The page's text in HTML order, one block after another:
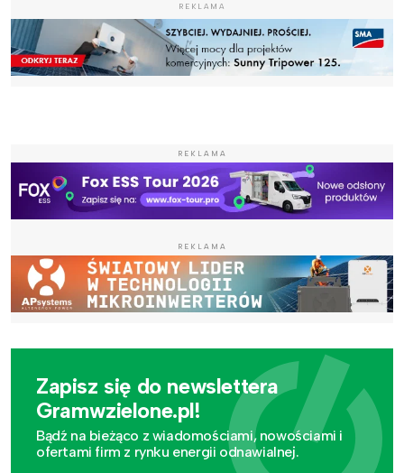
REKLAMA
REKLAMA
REKLAMA
Zapisz się do newslettera
Gramwzielone.pl!
Bądź na bieżąco z wiadomościami, nowościami i
ofertami firm z rynku energii odnawialnej.